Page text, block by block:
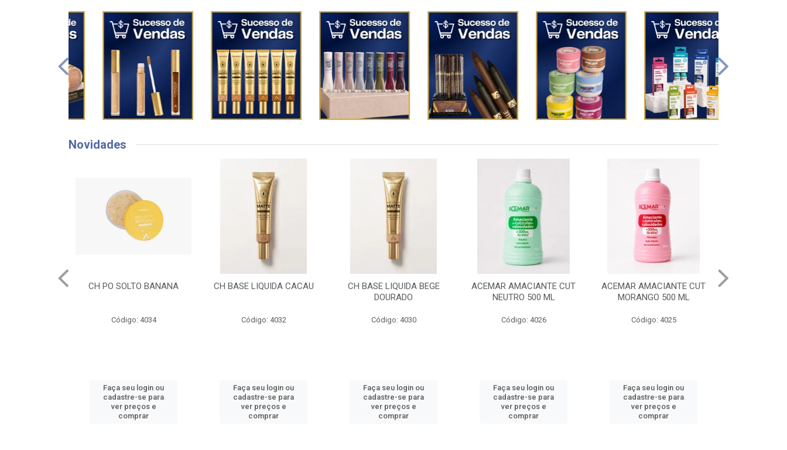
Novidades
CH BASE LIQUIDA CACAU
Código: 4032
Faça seu login ou
cadastre-se para
ver preços e
comprar
CH BASE LIQUIDA BEGE
Código: 4030
Faça seu login ou
cadastre-se para
ver preços e
comprar
ACEMAR AMACIANTE CUT
NEUTRO 500 ML
Código: 4026
Faça seu login ou
cadastre-se para
ver preços e
comprar
ACEMAR AMACIANTE CUT
MORANGO 500 ML
Código: 4025
Faça seu login ou
cadastre-se para
ver preços e
comprar
ESM ULTIMA CHAMADA
EXCESSO DE BAGAGEM
Código: 4008
Faça seu login ou
cadastre-se para
ver preços e
comprar